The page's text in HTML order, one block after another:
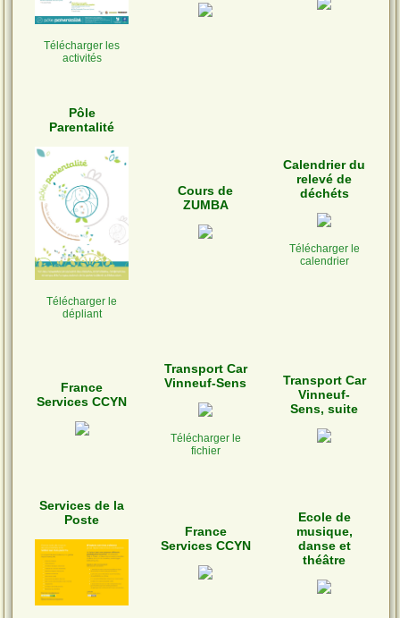
Télécharger les
activités
Pôle
Parentalité
Télécharger le
dépliant
Cours de
ZUMBA
Calendrier du
relevé de
déchéts
Télécharger le
calendrier
France
Services CCYN
Transport Car
Vinneuf-Sens
Télécharger le
fichier
Transport Car
Vinneuf-
Sens, suite
Services de la
Poste
France
Services CCYN
Ecole de
musique,
danse et
théâtre